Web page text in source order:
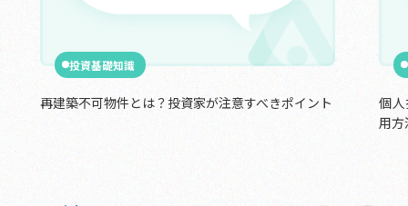
投資基礎知識
再建築不可物件とは？投資家が注意すべきポイント
個
用方